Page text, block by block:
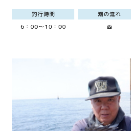
釣行時間
6：00～10：00
潮の流れ
西